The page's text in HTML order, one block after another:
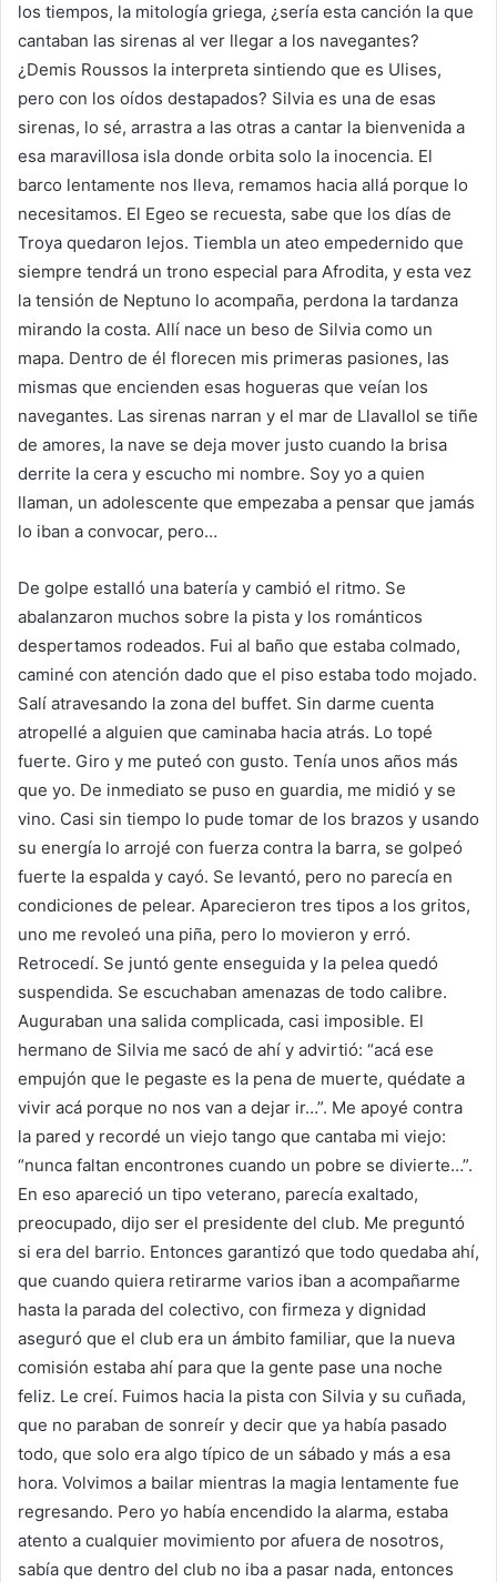
los tiempos, la mitología griega, ¿sería esta canción la que
cantaban las sirenas al ver llegar a los navegantes?
¿Demis Roussos la interpreta sintiendo que es Ulises,
pero con los oídos destapados? Silvia es una de esas
sirenas, lo sé, arrastra a las otras a cantar la bienvenida a
esa maravillosa isla donde orbita solo la inocencia. El
barco lentamente nos lleva, remamos hacia allá porque lo
necesitamos. El Egeo se recuesta, sabe que los días de
Troya quedaron lejos. Tiembla un ateo empedernido que
siempre tendrá un trono especial para Afrodita, y esta vez
la tensión de Neptuno lo acompaña, perdona la tardanza
mirando la costa. Allí nace un beso de Silvia como un
mapa. Dentro de él florecen mis primeras pasiones, las
mismas que encienden esas hogueras que veían los
navegantes. Las sirenas narran y el mar de Llavallol se tiñe
de amores, la nave se deja mover justo cuando la brisa
derrite la cera y escucho mi nombre. Soy yo a quien
llaman, un adolescente que empezaba a pensar que jamás
lo iban a convocar, pero…
De golpe estalló una batería y cambió el ritmo. Se
abalanzaron muchos sobre la pista y los románticos
despertamos rodeados. Fui al baño que estaba colmado,
caminé con atención dado que el piso estaba todo mojado.
Salí atravesando la zona del buffet. Sin darme cuenta
atropellé a alguien que caminaba hacia atrás. Lo topé
fuerte. Giro y me puteó con gusto. Tenía unos años más
que yo. De inmediato se puso en guardia, me midió y se
vino. Casi sin tiempo lo pude tomar de los brazos y usando
su energía lo arrojé con fuerza contra la barra, se golpeó
fuerte la espalda y cayó. Se levantó, pero no parecía en
condiciones de pelear. Aparecieron tres tipos a los gritos,
uno me revoleó una piña, pero lo movieron y erró.
Retrocedí. Se juntó gente enseguida y la pelea quedó
suspendida. Se escuchaban amenazas de todo calibre.
Auguraban una salida complicada, casi imposible. El
hermano de Silvia me sacó de ahí y advirtió: “acá ese
empujón que le pegaste es la pena de muerte, quédate a
vivir acá porque no nos van a dejar ir…”. Me apoyé contra
la pared y recordé un viejo tango que cantaba mi viejo:
“nunca faltan encontrones cuando un pobre se divierte…”.
En eso apareció un tipo veterano, parecía exaltado,
preocupado, dijo ser el presidente del club. Me preguntó
si era del barrio. Entonces garantizó que todo quedaba ahí,
que cuando quiera retirarme varios iban a acompañarme
hasta la parada del colectivo, con firmeza y dignidad
aseguró que el club era un ámbito familiar, que la nueva
comisión estaba ahí para que la gente pase una noche
feliz. Le creí. Fuimos hacia la pista con Silvia y su cuñada,
que no paraban de sonreír y decir que ya había pasado
todo, que solo era algo típico de un sábado y más a esa
hora. Volvimos a bailar mientras la magia lentamente fue
regresando. Pero yo había encendido la alarma, estaba
atento a cualquier movimiento por afuera de nosotros,
sabía que dentro del club no iba a pasar nada, entonces